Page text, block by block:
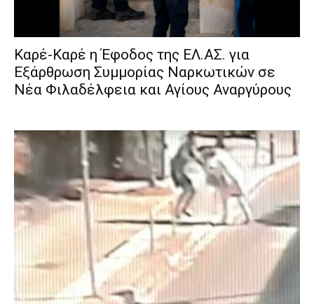
Καρέ-Καρέ η Έφοδος της ΕΛ.ΑΣ. για
Εξάρθρωση Συμμορίας Ναρκωτικών σε
Νέα Φιλαδέλφεια και Αγίους Αναργύρους